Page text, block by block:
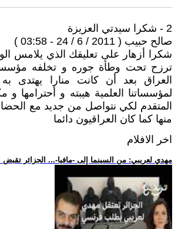
2 - شكرا سيدتي العزيزة
صالح حبيب ( 2011 / 6 / 24 - 03:58 )
شكرا أزهار على تعليقك الذي يلامس
ترزح تحت وطأة جوره و تخلفه
العراق بعد أن كانت منارا يهتدى
لمؤسساتنا العلمية هيبته و أحترامها و
المتقدم لكي نتواصل من جديد مع
منها كما كان العراقيون دائما
اخر الافلام
.. مهدي لعريبي: من السينما إلى -مافيا-... الجزائر